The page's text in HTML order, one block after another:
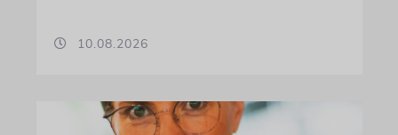
10.08.2026